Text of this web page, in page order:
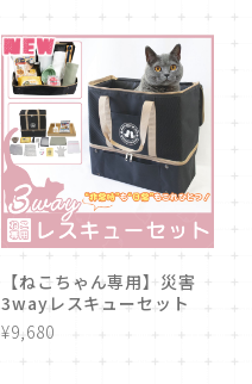
【ねこちゃん専用】災害
3wayレスキューセット
¥9,680